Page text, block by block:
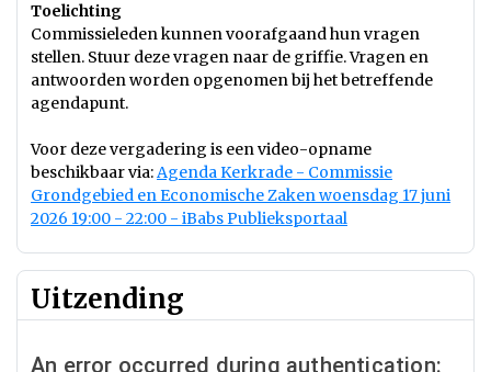
Toelichting
Commissieleden kunnen voorafgaand hun vragen
stellen. Stuur deze vragen naar de griffie. Vragen en
antwoorden worden opgenomen bij het betreffende
agendapunt.
Voor deze vergadering is een video-opname
beschikbaar via:Agenda Kerkrade - Commissie
Grondgebied en Economische Zaken woensdag 17 juni
2026 19:00 - 22:00 - iBabs Publieksportaal
Uitzending